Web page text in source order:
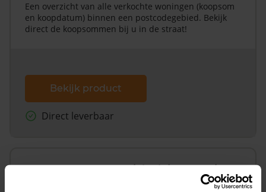
Een overzicht van alle verkochte woningen (koopsom
en koopdatum) binnen een postcodegebied. Bekijk
direct de koopsommen bij u in de straat!
Bekijk product
Direct leverbaar
Koopsommenoverzicht (1 jaar gratis